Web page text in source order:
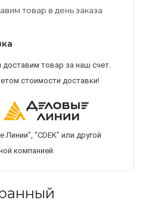
товар в день заказа
доставим товар за наш счет.
стоимости доставки!
"CDEK" или другой
компанией.